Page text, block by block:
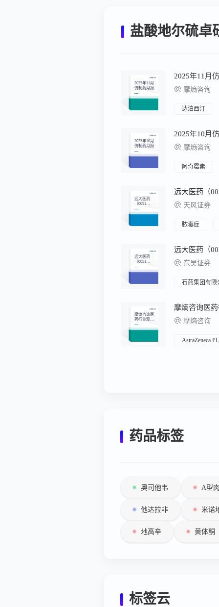
盐酸地尔硫卓
2025年11月
仿制药月报
2025年11月
摩熵咨询
达泊西汀
2025年10月
仿制药月报
2025年10月
摩熵咨询
阿奇霉素
远大医药
（0051
2）：创新
疗法突破脓
天风证券
脓毒症
远大医药
（0051
2）：核药
增速快，脓
东吴证券
石药集团有限
摩熵咨询医
药行业观察
周报（2025.
03.24-2025.0
摩熵咨询
AstraZeneca
药品标签
奥司他韦 A型
他达拉非 米诺
地高辛 黄体酮
标签云